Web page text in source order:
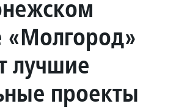
лучшие
проекты